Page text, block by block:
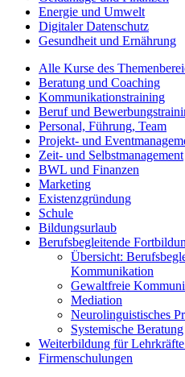
Energie und Umwelt
Digitaler Datenschutz
Gesundheit und Ernährung
Alle Kurse des
Beratung und Coaching
Kommunikationstraining
Beruf und
Personal, Führung, Team
Projekt- und
Zeit- und Selbstmanagement
BWL und Finanzen
Marketing
Existenzgründung
Schule
Bildungsurlaub
Berufsbegleitende
Übersicht:
Kommunikation
Gewaltfreie
Mediation
Neurolinguistisches
Systemische Beratung
Weiterbildung für
Firmenschulungen